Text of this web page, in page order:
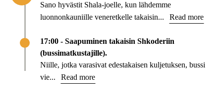
Sano hyvästit Shala-joelle, kun lähdemme
luonnonkauniille veneretkelle takaisin...
Read more
17:00 - Saapuminen takaisin Shkoderiin
(bussimatkustajille).
Niille, jotka varasivat edestakaisen kuljetuksen, bussi
vie...
Read more